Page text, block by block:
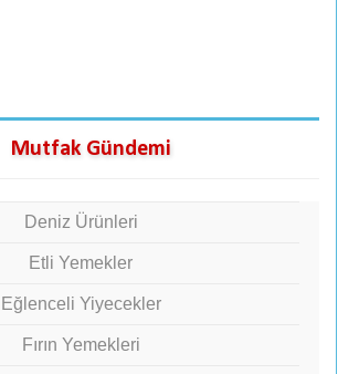
Mutfak Gündemi
Deniz Ürünleri
Etli Yemekler
Eğlenceli Yiyecekler
Fırın Yemekleri